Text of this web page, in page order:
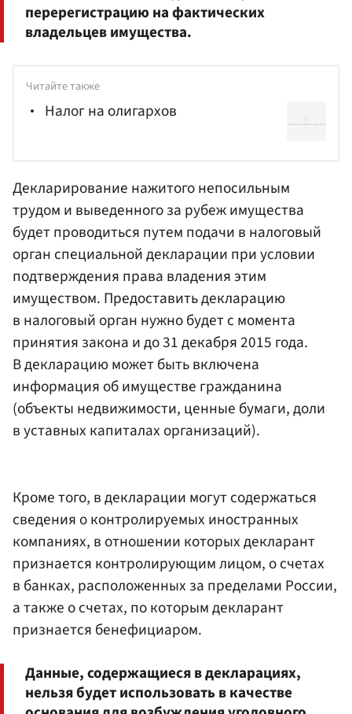
перерегистрацию на фактических
владельцев имущества.
Читайте также
Налог на олигархов
Декларирование нажитого непосильным
трудом и выведенного за рубеж имущества
будет проводиться путем подачи в налоговый
орган специальной декларации при условии
подтверждения права владения этим
имуществом. Предоставить декларацию
в налоговый орган нужно будет с момента
принятия закона и до 31 декабря 2015 года.
В декларацию может быть включена
информация об имуществе гражданина
(объекты недвижимости, ценные бумаги, доли
в уставных капиталах организаций).
Кроме того, в декларации могут содержаться
сведения о контролируемых иностранных
компаниях, в отношении которых декларант
признается контролирующим лицом, о счетах
в банках, расположенных за пределами России,
а также о счетах, по которым декларант
признается бенефициаром.
Данные, содержащиеся в декларациях,
нельзя будет использовать в качестве